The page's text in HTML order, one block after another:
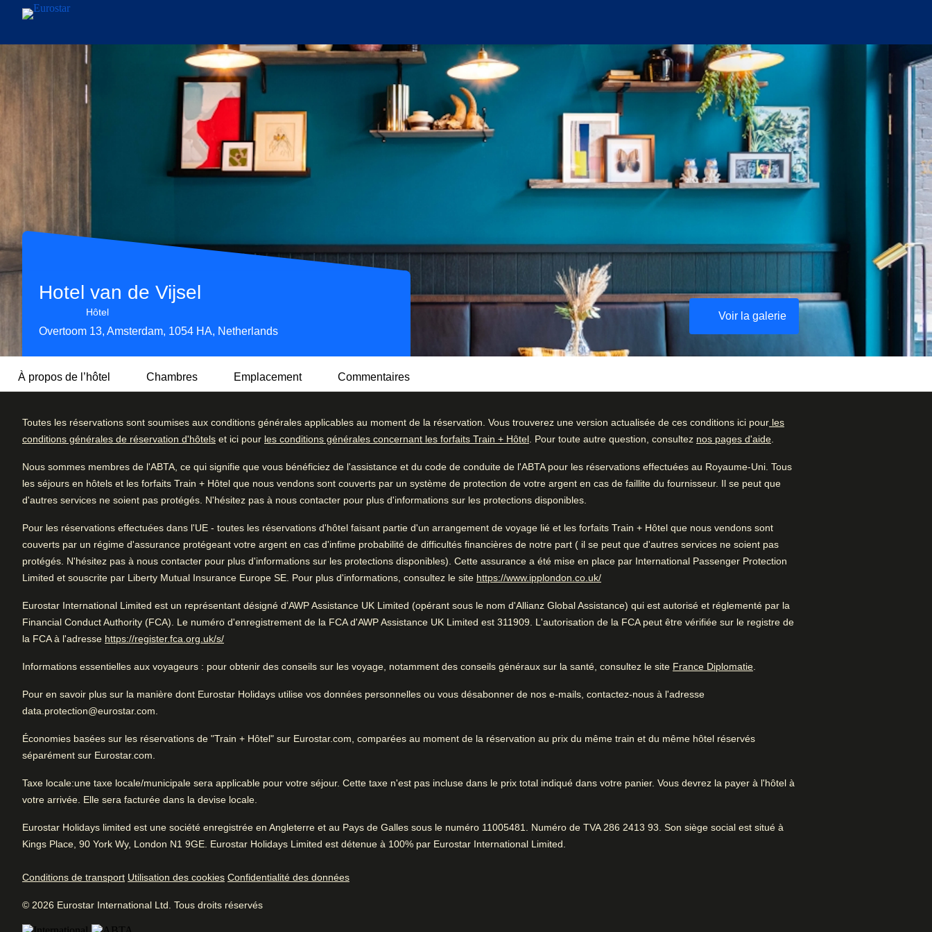
Aller au contenu principal
Hotel van de Vijsel
Hôtel 4 étoiles
Hôtel
Overtoom 13, Amsterdam, 1054 HA, Netherlands
Voir la galerie
À propos de l’hôtel Chambres Emplacement Commentaires
Admirez le mélange parfait entre charme historique et luxe moderne à l'Hotel van de Vijsel. Implanté
dans le quartier animé d'Oud-West à Amsterdam, ce boutique hôtel vous propose un séjour
exceptionnel grâce à son design unique, ses équipements judicieux et sa situation privilégiée.
Aménagé dans un ancien bâtiment en bois de charpente magnifiquement restauré, l'Hotel van de Vijsel
a conservé son charme historique tout en incorporant des éléments de design contemporains. Les
poutres en bois apparentes et les détails industriels instaurent une atmosphère chaleureuse et cosy.
Arrive à Amsterdam
Pendant que vous êtes à
0.6 km de Van Gogh Museum
Vérifier la disponibilité
Trouvez le meilleur hôtel pour
Trouvez une chambre
Avis des utilisatrices et utilisateurs, 4.3 sur 5, Très bien
4.3/5 Très bien
1569 commentaires vérifiés
Voir les commentaires
Bon à savoir
Lits confortables
Très bon hôtel. Très bien situé.
Aménagements hôteliers
bagages
Services pour enfants et bébés
Arrive à Amsterdam
2.3 km de Amsterdam CS
Pendant que vous êtes à Amsterdam
Avis des utilisatrices et utilisateurs, 4.3 sur 5, Très bien
Très bien
1569 commentaires vérifiés
Détail des commentaires
Excellent 51%
Très bien 34%
Moyen 3%
Médiocre 4%
Bon à savoir
Lits confortables
Noté par
Couple 57
Famille– 15%
Professionnel– 1%
Noté 4.3/5 basé sur les commentaires de tous les
L'essentiel
Site 4.8/ 5
Avis des utilisatrices et utilisateurs, 4.8 sur 5
Très bien situé
Service 4.2/5
Avis des utilisatrices et utilisateurs, 4.2 sur 5
Service fantastique
Petit déjeuner 4.1/5
Avis des utilisatrices et utilisateurs, 4.1 sur 5
Toutes les réservations sont soumises aux conditions générales applicables au moment de la réservation. Vous trouverez une version actualisée de ces conditions ici pour les
conditions générales de réservation d'hôtels et ici pour les conditions générales concernant les forfaits Train + Hôtel. Pour toute autre question, consultez nos pages d'aide.
Nous sommes membres de l'ABTA, ce qui signifie que vous bénéficiez de l'assistance et du code de conduite de l'ABTA pour les réservations effectuées au Royaume-Uni. Tous
les séjours en hôtels et les forfaits Train + Hôtel que nous vendons sont couverts par un système de protection de votre argent en cas de faillite du fournisseur. Il se peut que
d'autres services ne soient pas protégés. N'hésitez pas à nous contacter pour plus d'informations sur les protections disponibles.
Pour les réservations effectuées dans l'UE - toutes les réservations d'hôtel faisant partie d'un arrangement de voyage lié et les forfaits Train + Hôtel que nous vendons sont
couverts par un régime d'assurance protégeant votre argent en cas d'infime probabilité de difficultés financières de notre part ( il se peut que d'autres services ne soient pas
protégés. N'hésitez pas à nous contacter pour plus d'informations sur les protections disponibles). Cette assurance a été mise en place par International Passenger Protection
Limited et souscrite par Liberty Mutual Insurance Europe SE. Pour plus d'informations, consultez le site https://www.ipplondon.co.uk/(
Eurostar International Limited est un représentant désigné d'AWP Assistance UK Limited (opérant sous le nom d'Allianz Global Assistance) qui est autorisé et réglementé par la
Financial Conduct Authority (FCA). Le numéro d'enregistrement de la FCA d'AWP Assistance UK Limited est 311909. L'autorisation de la FCA peut être vérifiée sur le registre de
la FCA à l'adresse https://register.fca.org.uk/s/(
Informations essentielles aux voyageurs : pour obtenir des conseils sur les voyage, notamment des conseils généraux sur la santé, consultez le site France Diplomatie(.
Pour en savoir plus sur la manière dont Eurostar Holidays utilise vos données personnelles ou vous désabonner de nos e-mails, contactez-nous à l'adresse
data.protection@eurostar.com.
Économies basées sur les réservations de "Train + Hôtel" sur Eurostar.com, comparées au moment de la réservation au prix du même train et du même hôtel réservés
séparément sur Eurostar.com.
Taxe locale:une taxe locale/municipale sera applicable pour votre séjour. Cette taxe n'est pas incluse dans le prix total indiqué dans votre panier. Vous devrez la payer à l'hôtel à
votre arrivée. Elle sera facturée dans la devise locale.
Eurostar Holidays limited est une société enregistrée en Angleterre et au Pays de Galles sous le numéro 11005481. Numéro de TVA 286 2413 93. Son siège social est situé à
Kings Place, 90 York Wy, London N1 9GE. Eurostar Holidays Limited est détenue à 100% par Eurostar International Limited.
Conditions de transport Utilisation des cookies Confidentialité des données
© 2026 Eurostar International Ltd. Tous droits réservés